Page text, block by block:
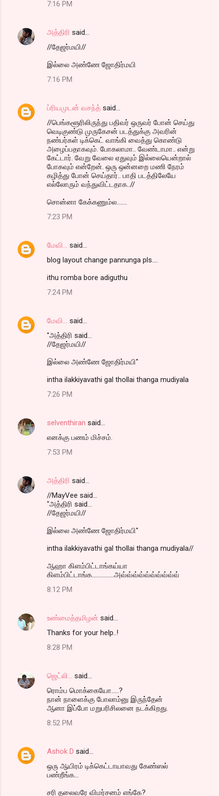
7:16 PM
அத்திரி said…
//தேஜர்மயி//
இல்லை அண்ணே ஜோதிர்மயி
7:16 PM
ப்ரியமுடன் வசந்த் said…
//பெங்களூரிலிருந்து பதிவர் ஒருவர் போன் செய்து
வெடிகுண்டு முருகேசன் படத்துக்கு அவரின்
நண்பர்கள் டிக்கெட் வாங்கி வைத்து கொண்டு
அழைப்பதாகவும். போகலாமா.. வேண்டாமா.. என்று
கேட்டார். வேறு வேலை ஏதுவும் இல்லையென்றால்
போகவும் என்றேன். ஒரு ஒன்னறை மணி நேரம்
கழித்து போன் செய்தார்.. பாதி படத்திலேயே
எல்லோரும் வந்துவிட்டதாக..//
சொன்னா கேக்கணும்ல.......
7:23 PM
மேவி...
said…
blog layout change pannunga pls....
ithu romba bore adiguthu
7:24 PM
மேவி...
said…
"அத்திரி said...
//தேஜர்மயி//
இல்லை அண்ணே ஜோதிர்மயி"
intha ilakkiyavathi gal thollai thanga mudiyala
7:26 PM
selventhiran said…
எனக்கு பணம் மிச்சம்.
7:53 PM
அத்திரி said…
//MayVee said...
"அத்திரி said...
//தேஜர்மயி//
இல்லை அண்ணே ஜோதிர்மயி"
intha ilakkiyavathi gal thollai thanga mudiyala//
ஆஹா கிளம்பிட்டாங்கய்யா
கிளம்பிட்டாங்க...............அவ்வ்வ்வ்வ்வ்வ்வ்வ்வ்
8:12 PM
உண்மைத்தமிழன் said…
Thanks for your help..!
8:28 PM
ஜெட்லி...
said…
ரொம்ப மொக்கையோ.....?
நான் நாளைக்கு போலாம்னு இருந்தேன்
ஆனா இப்போ மறுபரிசிலனை நடக்கிறது.
8:52 PM
Ashok D said…
ஒரு ஆயிரம் டிக்கெட்டாயாவது கேண்ஸல்
பண்றீங்க...
சரி தலைவரே விமர்சனம் எங்கே?